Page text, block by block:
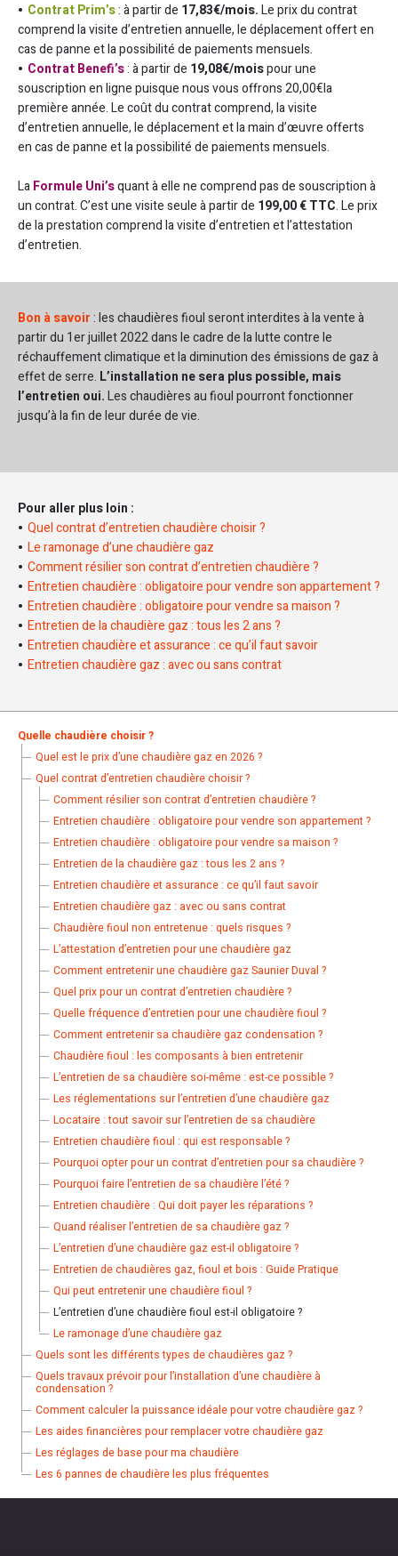
Contrat Prim’s: à partir de 17,83€/mois.Le prix du contrat
comprend la visite d’entretien annuelle, le déplacement offert en
cas de panne et la possibilité de paiements mensuels.
Contrat Benefi’s: à partir de 19,08€/moispour une
souscription en ligne puisque nous vous offrons 20,00€la
première année. Le coût du contrat comprend, la visite
d’entretien annuelle, le déplacement et la main d’œuvre offerts
en cas de panne et la possibilité de paiements mensuels.
LaFormule Uni’squant à elle ne comprend pas de souscription à
un contrat. C’est une visite seule à partir de 199,00 € TTC. Le prix
de la prestation comprend la visite d’entretien et l’attestation
d’entretien.
Bon à savoir : les chaudières fioul seront interdites à la vente à
partir du 1er juillet 2022 dans le cadre de la lutte contre le
réchauffement climatique et la diminution des émissions de gaz à
effet de serre. L’installation ne sera plus possible, mais
l’entretien oui.Les chaudières au fioul pourront fonctionner
jusqu’à la fin de leur durée de vie.
Pour aller plus loin :
Quel contrat d’entretien chaudière choisir ?
Le ramonage d’une chaudière gaz
Comment résilier son contrat d’entretien chaudière ?
Entretien chaudière : obligatoire pour vendre son appartement ?
Entretien chaudière : obligatoire pour vendre sa maison ?
Entretien de la chaudière gaz : tous les 2 ans ?
Entretien chaudière et assurance : ce qu’il faut savoir
Entretien chaudière gaz : avec ou sans contrat
Quelle chaudière choisir ?
Quel est le prix d’une chaudière gaz en 2026 ?
Quel contrat d’entretien chaudière choisir ?
Comment résilier son contrat d’entretien chaudière ?
Entretien chaudière : obligatoire pour vendre son appartement ?
Entretien chaudière : obligatoire pour vendre sa maison ?
Entretien de la chaudière gaz : tous les 2 ans ?
Entretien chaudière et assurance : ce qu’il faut savoir
Entretien chaudière gaz : avec ou sans contrat
Chaudière fioul non entretenue : quels risques ?
L’attestation d’entretien pour une chaudière gaz
Comment entretenir une chaudière gaz Saunier Duval ?
Quel prix pour un contrat d’entretien chaudière ?
Quelle fréquence d’entretien pour une chaudière fioul ?
Comment entretenir sa chaudière gaz condensation ?
Chaudière fioul : les composants à bien entretenir
L’entretien de sa chaudière soi-même : est-ce possible ?
Les réglementations sur l’entretien d’une chaudière gaz
Locataire : tout savoir sur l’entretien de sa chaudière
Entretien chaudière fioul : qui est responsable ?
Pourquoi opter pour un contrat d’entretien pour sa chaudière ?
Pourquoi faire l’entretien de sa chaudière l’été ?
Entretien chaudière : Qui doit payer les réparations ?
Quand réaliser l’entretien de sa chaudière gaz ?
L’entretien d’une chaudière gaz est-il obligatoire ?
Entretien de chaudières gaz, fioul et bois : Guide Pratique
Qui peut entretenir une chaudière fioul ?
L’entretien d’une chaudière fioul est-il obligatoire ?
Le ramonage d’une chaudière gaz
Quels sont les différents types de chaudières gaz ?
Quels travaux prévoir pour l’installation d’une chaudière à
condensation ?
Comment calculer la puissance idéale pour votre chaudière gaz ?
Les aides financières pour remplacer votre chaudière gaz
Les réglages de base pour ma chaudière
Les 6 pannes de chaudière les plus fréquentes